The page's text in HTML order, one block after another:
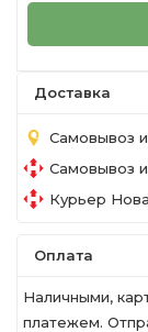
Доставка
Самовывоз
Самовывоз
Курьер
Оплата
Наличными,
платежем.